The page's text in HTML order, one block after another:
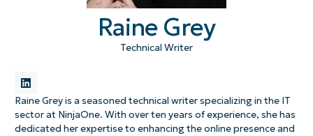
Raine Grey
Technical Writer
Raine Grey is a seasoned technical writer specializing in the IT
sector at NinjaOne. With over ten years of experience, she has
dedicated her expertise to enhancing the online presence and